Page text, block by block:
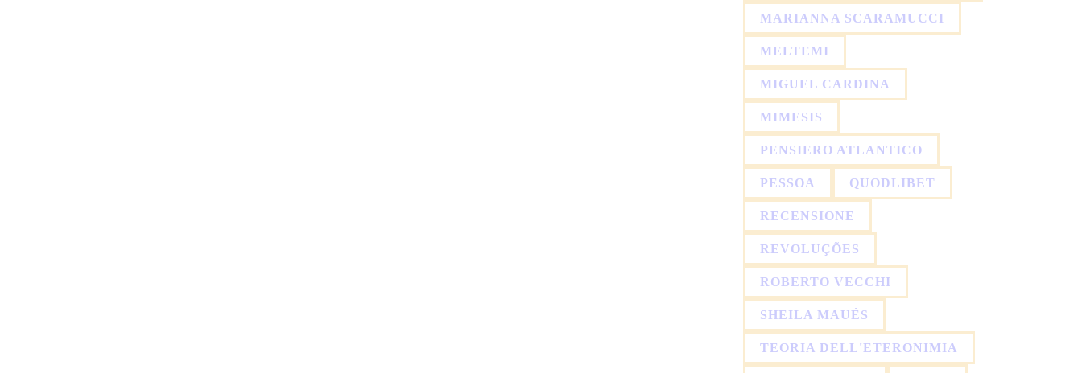
MARIANNA SCARAMUCCI
MELTEMI
MIGUEL CARDINA
MIMESIS
PENSIERO ATLANTICO
PESSOA QUODLIBET
RECENSIONE
REVOLUÇÕES
ROBERTO VECCHI
SHEILA MAUÉS
TEORIA DELL'ETERONIMIA